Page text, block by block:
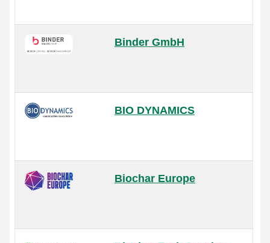
Binder GmbH
BIO DYNAMICS
Biochar Europe